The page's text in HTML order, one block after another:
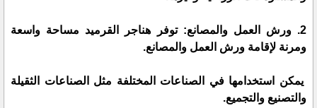
2. ورش العمل والمصانع: توفر هناجر القرميد مساحة واسعة
ومرنة لإقامة ورش العمل والمصانع.
يمكن استخدامها في الصناعات المختلفة مثل الصناعات الثقيلة
والتصنيع والتجميع.